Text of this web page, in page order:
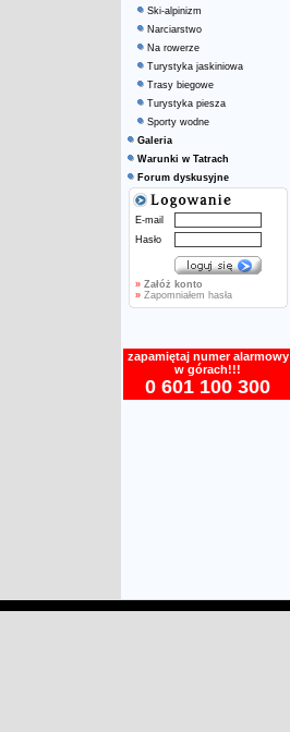
Ski-alpinizm
Narciarstwo
Na rowerze
Turystyka jaskiniowa
Trasy biegowe
Turystyka piesza
Sporty wodne
Galeria
Warunki w Tatrach
Forum dyskusyjne
E-mail
Hasło
» Załóż konto
»Zapomniałem hasła
zapamiętaj numer alarmowy
w górach!!!
0 601 100 300